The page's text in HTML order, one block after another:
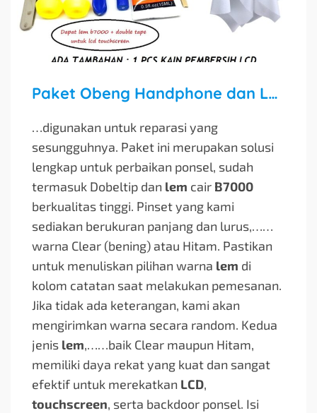
Paket Obeng Handphone dan Lem LCD Touchscreen Komplit
…digunakan untuk reparasi yang
sesungguhnya. Paket ini merupakan solusi
lengkap untuk perbaikan ponsel, sudah
termasuk Dobeltip dan lem cair B7000
berkualitas tinggi. Pinset yang kami
sediakan berukuran panjang dan lurus,……
warna Clear (bening) atau Hitam. Pastikan
untuk menuliskan pilihan warna lem di
kolom catatan saat melakukan pemesanan.
Jika tidak ada keterangan, kami akan
mengirimkan warna secara random. Kedua
jenis lem,……baik Clear maupun Hitam,
memiliki daya rekat yang kuat dan sangat
efektif untuk merekatkan LCD,
touchscreen, serta backdoor ponsel. Isi